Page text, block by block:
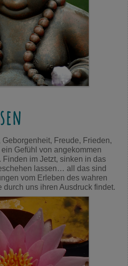
Freude, Frieden,
Gefühl von angekommen
Finden im Jetzt, sinken in das
lassen… all das sind
vom Erleben des wahren
durch uns ihren Ausdruck findet.